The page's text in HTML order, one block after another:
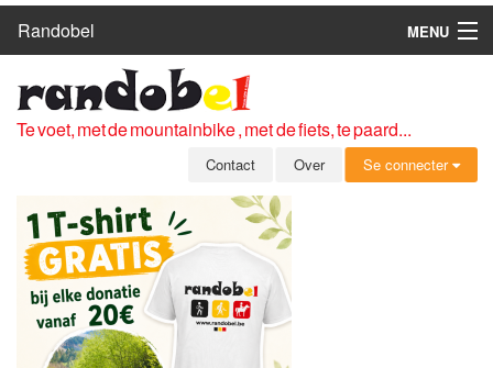
Randobel
MENU
ROUTES
CLUBS
OVER
LEDEN
ZICH AANMELDEN
GRATIS REGISTRATIE
WACHTWOORD VERGETEN
Te voet, met de mountainbike , met de fiets, te paard...
Contact Over Se connecter